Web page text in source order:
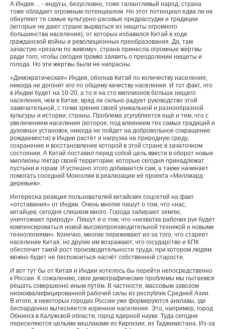
А Индия… - индусы, безусловно, тоже талантливый народ, страна
тоже обладает огромным потенциалом. Но этот потенциал едва ли не
обнуляют те самые культурно-расовые предрассудки и традиции
(которые не дают стране вырваться из нищеты огромного
большинства населения), от которых избавился Китай в ходе
гражданской войны и революционных преобразования. Да, там
зачастую «резали по живому», страна принесла огромные жертвы
ради того, чтобы сегодня громко заявить о преодолении нищеты и
голода. Но эти жертвы были не напрасны.
«Демократическая» Индия, обогнав Китай по количеству населения,
никогда не догонит его по общему качеству населения. И тот факт, что
в Индии будет на 10-20, а то и на сто миллионов больше нищего
населения, чем в Китае, вряд ли сильно радует руководство этой
замечательной, с точки зрения своей уникальной и разнообразной
культуры и истории, страны. Проблема усугубляется ещё и тем, что с
увеличением населения (которое, под влиянием тех самых традиций и
духовных установок, никогда не пойдет на добровольное сокращение
рождаемости) в Индии растёт и нагрузка на природную среду,
сохранение и восстановление которой в этой стране в зачаточном
состоянии. А Китай поставил перед собой цель ввести в оборот новые
миллионы гектар своей территории, которые сегодня принадлежат
пустыни и горам. И успешно этого добивается сам, а также начинает
помогать соседней Монголии в реализации её проекта «Миллиард
деревьев».
Интересна реакция пользователей китайских соцсетей на факт
«отставания» от Индии. Очень многие пишут о том, что «нас,
китайцев, сегодня слишком много. Города забирают землю,
уничтожают природу». Пишут и о том, что «нехватка рабочих рук будет
компенсироваться новой высокопроизводительной техникой и новыми
технологиями». Конечно, многие переживают из-за того, что стареет
население Китая, но другие им возражают, что государство и КПК
обеспечит такой рост производительности труда, при котором людям
можно будет не беспокоиться насчёт собственной старости.
И вот тут бы от Китая и Индии хотелось бы перейти непосредственно
к России. К сожалению, свои демографические проблемы мы пытаемся
решать совершенно иным путём. В частности, массовым завозом
низкоквалифицированной рабочей силы из республик Средней Азии.
В итоге, в некоторых городах России уже формируются анклавы, где
беспардонно вытесняется коренное население. Это, например, город
Обнинск в Калужской области, город ядерной науки. Туда сегодня
переселяются целыми кишлаками из Киргизии, из Таджикистана. Из-за